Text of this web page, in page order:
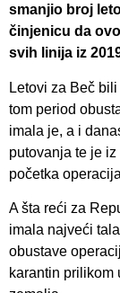
smanjio broj
činjenicu da
svih linija iz
Letovi za Beč
tom period
imala je, a i
putovanja te je
početka
A šta reći za
imala najveći
obustave
karantin prilikom